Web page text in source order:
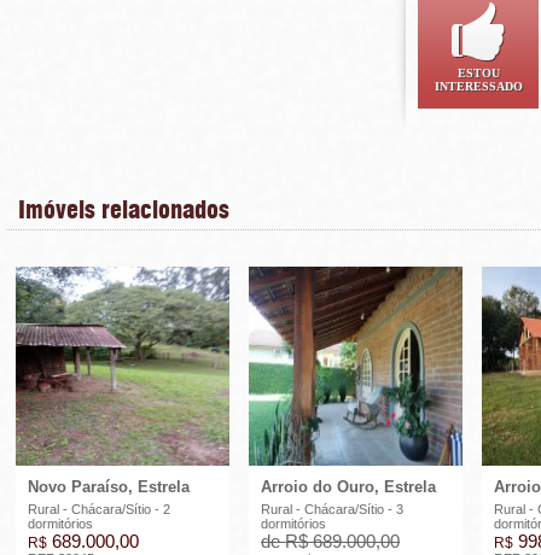
ESTOU
INTERESSADO
Imóveis relacionados
Novo Paraíso, Estrela
Rural - Chácara/Sítio - 2
dormitórios
R$ 689.000,00
Arroio do Ouro, Estrela
Rural - Chácara/Sítio - 3
dormitórios
de R$ 689.000,00
Rural -
R$